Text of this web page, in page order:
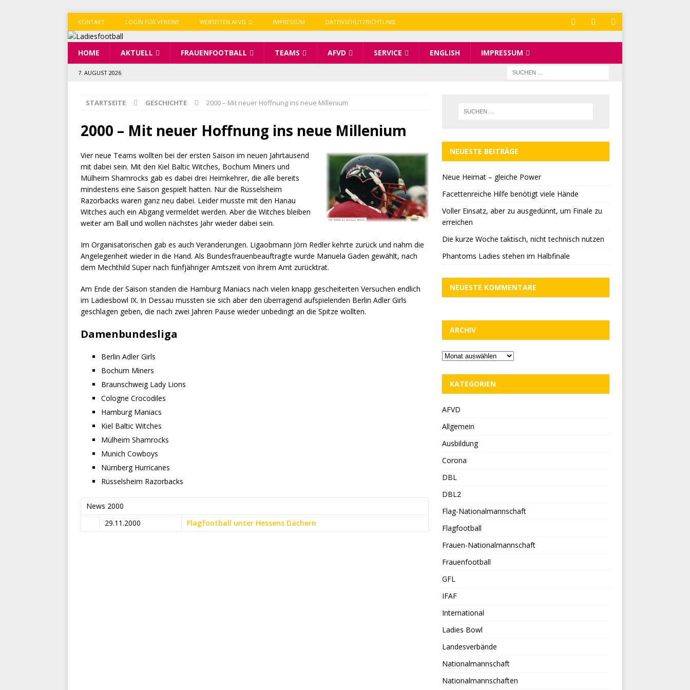
KONTAKT LOGIN FÜR VEREINE WEBSEITEN AFVD IMPRESSUM DATENSCHUTZRICHTLINIE
HOME AKTUELL FRAUENFOOTBALL TEAMS AFVD SERVICE ENGLISH IMPRESSUM
7. AUGUST 2026
STARTSEITE GESCHICHTE 2000 – Mit neuer Hoffnung ins neue Millenium
2000 – Mit neuer Hoffnung ins neue Millenium
Vier neue Teams wollten bei der ersten Saison im neuen Jahrtausend
mit dabei sein. Mit den Kiel Baltic Witches, Bochum Miners und
Mülheim Shamrocks gab es dabei drei Heimkehrer, die alle bereits
mindestens eine Saison gespielt hatten. Nur die Rüsselsheim
Razorbacks waren ganz neu dabei. Leider musste mit den Hanau
Witches auch ein Abgang vermeldet werden. Aber die Witches bleiben
weiter am Ball und wollen nächstes Jahr wieder dabei sein.
Im Organisatorischen gab es auch Veränderungen. Ligaobmann Jörn Redler kehrte zurück und nahm die
Angelegenheit wieder in die Hand. Als Bundesfrauenbeauftragte wurde Manuela Gaden gewählt, nach
dem Mechthild Süper nach fünfjähriger Amtszeit von ihrem Amt zurücktrat.
Am Ende der Saison standen die Hamburg Maniacs nach vielen knapp gescheiterten Versuchen endlich
im Ladiesbowl IX. In Dessau mussten sie sich aber den überragend aufspielenden Berlin Adler Girls
geschlagen geben, die nach zwei Jahren Pause wieder unbedingt an die Spitze wollten.
Damenbundesliga
Berlin Adler Girls
Bochum Miners
Braunschweig Lady Lions
Cologne Crocodiles
Hamburg Maniacs
Kiel Baltic Witches
Mülheim Shamrocks
Munich Cowboys
Nürnberg Hurricanes
Rüsselsheim Razorbacks
News 2000
29.11.2000
Flagfootball unter Hessens Dächern
NEUESTE BEITRÄGE
Neue Heimat – gleiche Power
Facettenreiche Hilfe benötigt viele Hände
Voller Einsatz, aber zu ausgedünnt, um Finale zu
erreichen
Die kurze Woche taktisch, nicht technisch nutzen
Phantoms Ladies stehen im Halbfinale
NEUESTE KOMMENTARE
ARCHIV
KATEGORIEN
AFVD
Allgemein
Ausbildung
Corona
DBL
DBL2
Flag-Nationalmannschaft
Flagfootball
Frauen-Nationalmannschaft
Frauenfootball
GFL
IFAF
International
Ladies Bowl
Landesverbände
Nationalmannschaft
Nationalmannschaften